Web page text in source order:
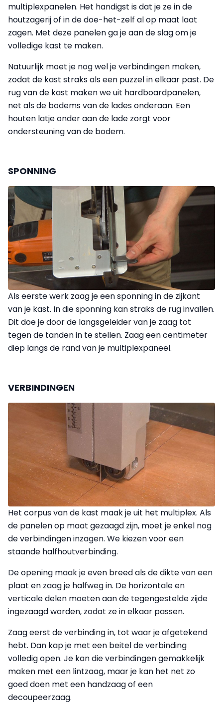
multiplexpanelen. Het handigst is dat je ze in de
houtzagerij of in de doe-het-zelf al op maat laat
zagen. Met deze panelen ga je aan de slag om je
volledige kast te maken.
Natuurlijk moet je nog wel je verbindingen maken,
zodat de kast straks als een puzzel in elkaar past. De
rug van de kast maken we uit hardboardpanelen,
net als de bodems van de lades onderaan. Een
houten latje onder aan de lade zorgt voor
ondersteuning van de bodem.
SPONNING
Als eerste werk zaag je een sponning in de zijkant
van je kast. In die sponning kan straks de rug invallen.
Dit doe je door de langs­geleider van je zaag tot
tegen de tanden in te stellen. Zaag een centimeter
diep langs de rand van je multiplexpaneel.
VERBINDINGEN
Het corpus van de kast maak je uit het multiplex. Als
de panelen op maat gezaagd zijn, moet je enkel nog
de verbindingen inzagen. We kiezen voor een
staande halfhoutverbinding.
De opening maak je even breed als de dikte van een
plaat en zaag je halfweg in. De horizontale en
verticale delen moeten aan de tegengestelde zijde
ingezaagd worden, zodat ze in elkaar passen.
Zaag eerst de verbinding in, tot waar je afgetekend
hebt. Dan kap je met een beitel de verbinding
volledig open. Je kan die verbindingen gemakkelijk
maken met een lintzaag, maar je kan het net zo
goed doen met een handzaag of een
decoupeerzaag.